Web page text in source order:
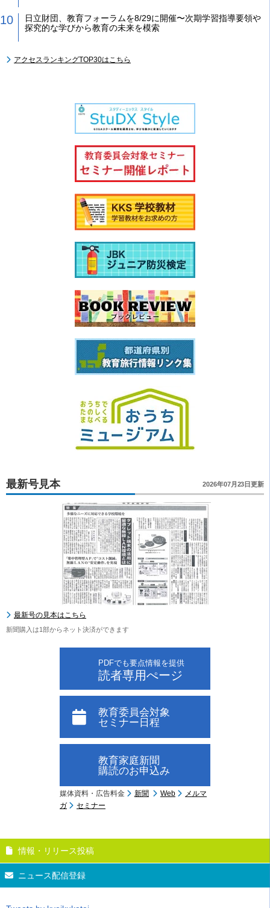
日立財団、教育フォーラムを8/29に開催〜次期学習指導要領や
探究的な学びから教育の未来を模索
アクセスランキングTOP30はこちら
最新号見本 2026年07月23日更新
最新号の見本はこちら
新聞購入は1部からネット決済ができます
PDFでも要点情報を提供
読者専用ぺージ
教育委員会対象
セミナー日程
教育家庭新聞
購読のお申込み
媒体資料・広告料金 新聞 Web
メルマ
ガ
セミナー
情報・リリース投稿
ニュース配信登録